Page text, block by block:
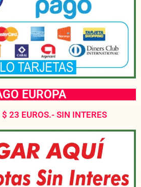
EUROPA
$ 23 EUROS.- SIN INTERES